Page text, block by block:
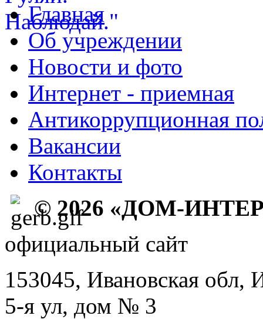
Главная
Об учреждении
Новости и фото
Интернет - приемная
Антикоррупционная
Вакансии
Контакты
© 2026 «ДОМ-
официальный сайт
153045, Ивановская обл,
5-я ул, дом № 3